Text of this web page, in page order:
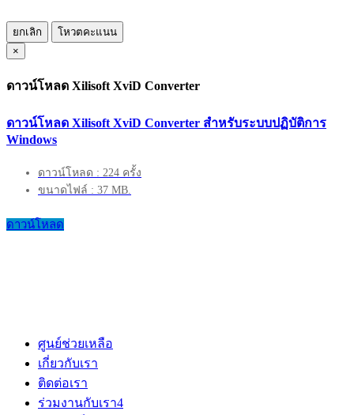
ยกเลิก
โหวตคะแนน
×
ดาวน์โหลด Xilisoft XviD Converter
ดาวน์โหลด Xilisoft XviD Converter สำหรับระบบปฏิบัติการ
Windows
ดาวน์โหลด : 224 ครั้ง
ขนาดไฟล์ : 37 MB.
ดาวน์โหลด
ศูนย์ช่วยเหลือ
เกี่ยวกับเรา
ติดต่อเรา
ร่วมงานกับเรา4